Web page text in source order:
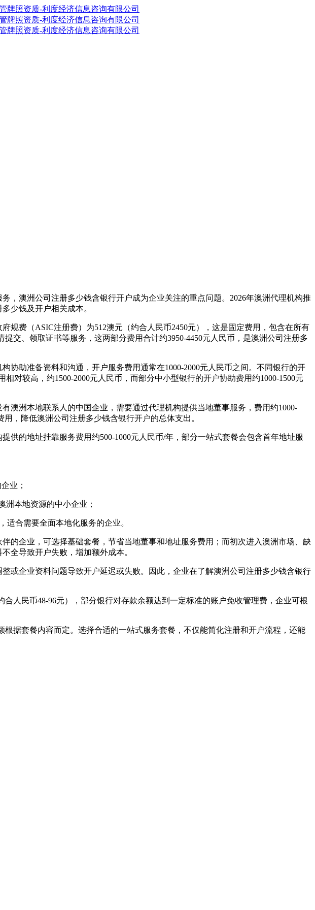
，澳洲公司注册多少钱含银行开户成为企业关注的重点问题。2026年澳洲代理机构推
少钱及开户相关成本。
规费（ASIC注册费）为512澳元（约合人民币2450元），这是固定费用，包含在所有
交、领取证书等服务，这两部分费用合计约3950-4450元人民币，是澳洲公司注册多
助准备资料和沟通，开户服务费用通常在1000-2000元人民币之间。不同银行的开
对较高，约1500-2000元人民币，而部分中小型银行的开户协助费用约1000-1500元
澳洲本地联系人的中国企业，需要通过代理机构提供当地董事服务，费用约1000-
，降低澳洲公司注册多少钱含银行开户的总体支出。
的地址挂靠服务费用约500-1000元人民币/年，部分一站式套餐会包含首年地址服
业；
洲本地资源的中小企业；
适合需要全面本地化服务的企业。
的企业，可选择基础套餐，节省当地董事和地址服务费用；而初次进入澳洲市场、缺
全导致开户失败，增加额外成本。
或企业资料问题导致开户延迟或失败。因此，企业在了解澳洲公司注册多少钱含银行
人民币48-96元），部分银行对存款余额达到一定标准的账户免收管理费，企业可根
据套餐内容而定。选择合适的一站式服务套餐，不仅能简化注册和开户流程，还能